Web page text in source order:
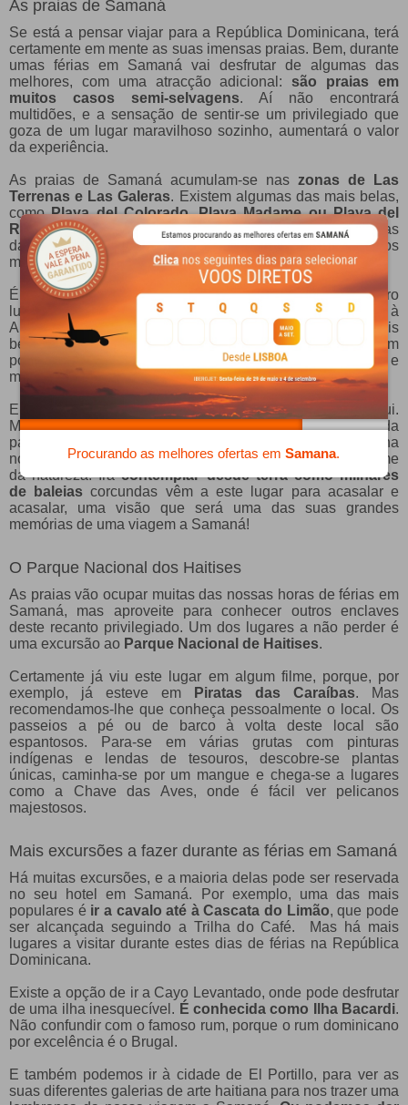
As praias de Samaná
Se está a pensar viajar para a República Dominicana, terá
certamente em mente as suas imensas praias. Bem, durante
umas férias em Samaná vai desfrutar de algumas das
melhores, com uma atracção adicional:são praias em
muitos casos semi-selvagens. Aí não encontrará
multidões, e a sensação de sentir-se um privilegiado que
goza de um lugar maravilhoso sozinho, aumentará o valor
da experiência.
As praias de Samaná acumulam-se nas zonas de Las
Terrenas e Las Galeras. Existem algumas das mais belas,
comoPlaya del Colorado, Playa Madame ou Playa del
Rincón. A propósito, esta última aparece sempre nas listas
das praias mais bonitas do mundo. Mas ainda queremos
mencionar outra praia muito interessante.
É conhecida como aPraia das Flechas. Este foi o primeiro
lugar onde Cristóvão Colombo ancorou quando chegou à
América. Descreveu-o da seguinte forma: "Foi a coisa mais
bela que o olho humano já tinha visto". É claro que é um
ponto obrigatório durante a nossa viagem a Samaná, e
mesmo durante umas férias na República Dominicana.
E é assim devido ao facto histórico de ter acontecido aqui.
Mas também porque a partir da praia há um trilho de subida
para um miradouro. Se viajar para a República Dominicana
no Inverno, terá de lá ir porque verá um espectáculo sublime
da natureza. Irácontemplar desde terra como milhares
de baleias corcundas vêm a este lugar para acasalar e
acasalar, uma visão que será uma das suas grandes
memórias de uma viagem a Samaná!
O Parque Nacional dos Haitises
As praias vão ocupar muitas das nossas horas de férias em
Samaná, mas aproveite para conhecer outros enclaves
deste recanto privilegiado. Um dos lugares a não perder é
uma excursão ao Parque Nacional de Haitises.
Certamente já viu este lugar em algum filme, porque, por
exemplo, já esteve em
Piratas das Caraíbas. Mas
recomendamos-lhe que conheça pessoalmente o local. Os
passeios a pé ou de barco à volta deste local são
espantosos. Para-se em várias grutas com pinturas
indígenas e lendas de tesouros, descobre-se plantas
únicas, caminha-se por um mangue e chega-se a lugares
como a Chave das Aves, onde é fácil ver pelicanos
majestosos.
Mais excursões a fazer durante as férias em Samaná
Há muitas excursões, e a maioria delas pode ser reservada
no seu hotel em Samaná. Por exemplo, uma das mais
populares é ir a cavalo até à Cascata do Limão, que pode
ser alcançada seguindo a Trilha do Café. Mas há mais
lugares a visitar durante estes dias de férias na República
Dominicana.
Existe a opção de ir a Cayo Levantado, onde pode desfrutar
de uma ilha inesquecível. É conhecida como Ilha Bacardi.
Não confundir com o famoso rum, porque o rum dominicano
por excelência é o Brugal.
E também podemos ir à cidade de El Portillo, para ver as
suas diferentes galerias de arte haitiana para nos trazer uma
Procurando as melhores ofertas emSamana.